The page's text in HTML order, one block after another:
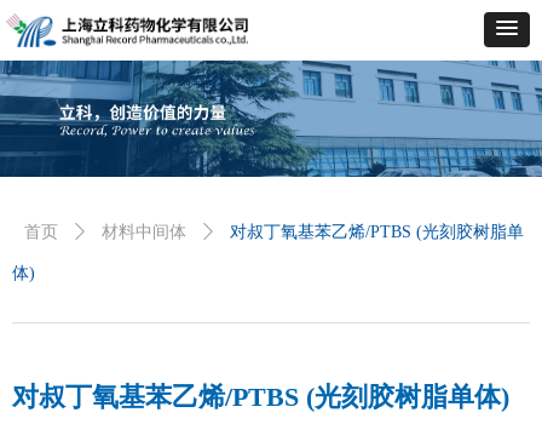
首页 ꄲ 材料中间体 ꄲ 对叔丁氧基苯乙烯/PTBS (光刻胶树脂单
体)
对叔丁氧基苯乙烯/PTBS (光刻胶树脂单体)